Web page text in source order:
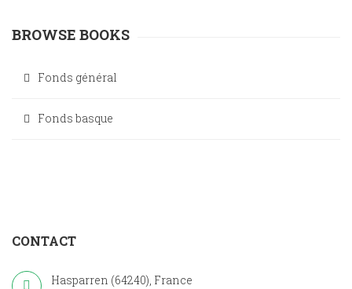
BROWSE BOOKS
Fonds général
Fonds basque
CONTACT
Hasparren (64240), France